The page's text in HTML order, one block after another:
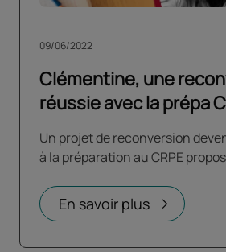
Clémentine, une
réussie avec la prépa
09/06/2022
Un projet de reconversion
à la préparation au CRPE
En savoir plus